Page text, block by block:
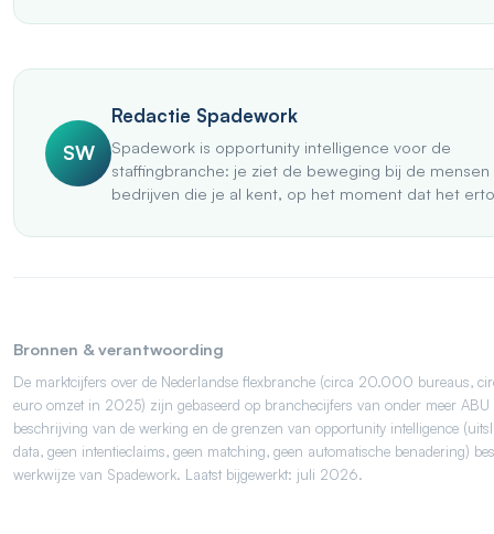
SW
Redactie Spadework
Spadework is opportunity intelligence voor de
staffingbranche: je ziet de beweging bij de mensen
bedrijven die je al kent, op het moment dat het
Bronnen & verantwoording
De marktcijfers over de Nederlandse flexbranche (circa 20.000 bureaus,
euro omzet in 2025) zijn gebaseerd op branchecijfers van onder meer
beschrijving van de werking en de grenzen van opportunity intelligence
data, geen intentieclaims, geen matching, geen automatische benadering)
werkwijze van Spadework. Laatst bijgewerkt: juli 2026.